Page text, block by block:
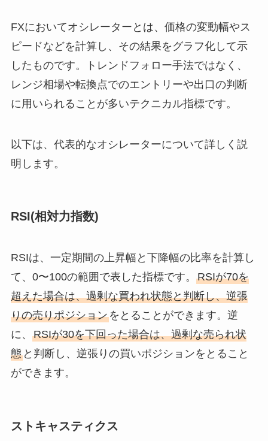
FXにおいてオシレーターとは、価格の変動幅やス
ピードなどを計算し、その結果をグラフ化して示
したものです。トレンドフォロー手法ではなく、
レンジ相場や転換点でのエントリーや出口の判断
に用いられることが多いテクニカル指標です。
以下は、代表的なオシレーターについて詳しく説
明します。
RSI(相対力指数)
RSIは、一定期間の上昇幅と下降幅の比率を計算し
て、0〜100の範囲で表した指標です。 RSIが70を
超えた場合は、過剰な買われ状態と判断し、逆張
りの売りポジションをとることができます。逆
に、 RSIが30を下回った場合は、過剰な売られ状
態と判断し、逆張りの買いポジションをとること
ができます。
ストキャスティクス